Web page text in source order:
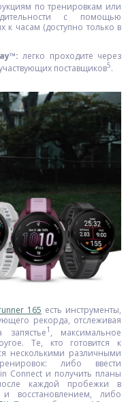
по тренировкам или
с помощью
часам (доступно только в
легко проходите через
поставщиков5.
165 есть инструменты,
рекорда, отслеживая
запястье1 , максимальное
Те, кто готовится к
несколькими различными
либо ввести
Connect и получить планы
каждой пробежки в
и восстановлением, либо